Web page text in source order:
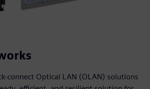
connect Optical LAN (OLAN) solutions